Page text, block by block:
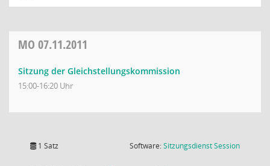
MO 07.11.2011
Sitzung der Gleichstellungskommission
15:00-16:20 Uhr
1 Satz Software:SitzungsdienstSession(Wird in